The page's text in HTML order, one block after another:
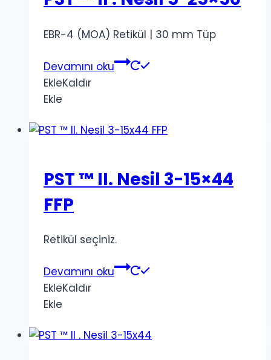
EBR-4 (MOA) Retikül | 30 mm Tüp
Devamını oku
EkleKaldır
Ekle
PST ™ II. Nesil 3-15×44
FFP
Retikül seçiniz.
Devamını oku
EkleKaldır
Ekle